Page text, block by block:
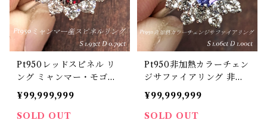
Pt950レッドスピネル リ
ング ミャンマー・モゴッ
ク産 レッドスピネル 1.93
ct ダイヤモンド 0.79ct
【PRO206293】
¥99,999,999
SOLD OUT
Pt950非加熱カラーチェン
ジサファイアリング 非加
熱カラーチェンジサファイ
ア 1.06ct ダイヤモンド 1.
00ct【PRO206342】
¥99,999,999
SOLD OUT